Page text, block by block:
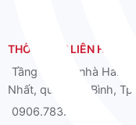
THÔNG TIN LIÊN HỆ
Tầng 12 Tòa nhà Hải
Nhất, quận Tân Bình,
0906.783.626